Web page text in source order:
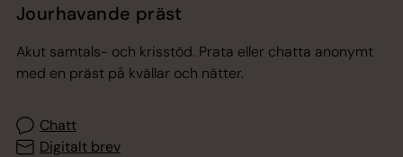
Jourhavande präst
Akut samtals- och krisstöd. Prata eller chatta anonymt
med en präst på kvällar och nätter.
Chatt
Digitalt brev